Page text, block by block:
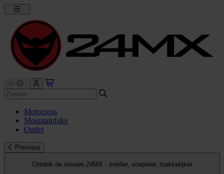
Motocross
Mountainbike
Outlet
Previous
Ontdek de nieuwe 24MX - sneller, soepeler, makkelijker